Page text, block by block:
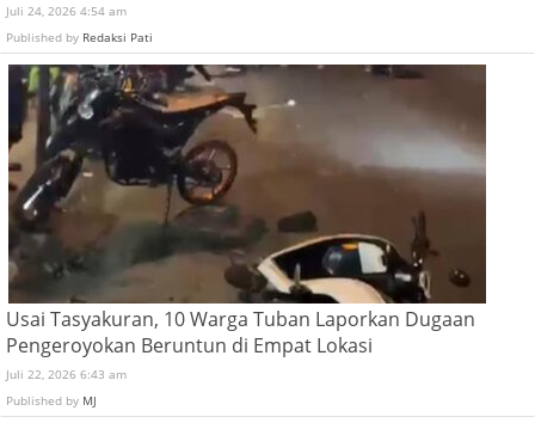
Juli 24, 2026 4:54 am
Published by Redaksi Pati
Usai Tasyakuran, 10 Warga Tuban Laporkan Dugaan
Pengeroyokan Beruntun di Empat Lokasi
Juli 22, 2026 6:43 am
Published by MJ